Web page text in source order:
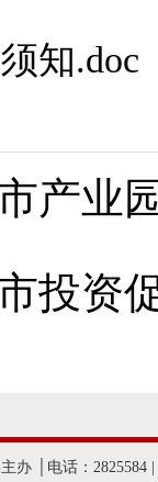
知.doc
产业
投资
办 │电话：2825584